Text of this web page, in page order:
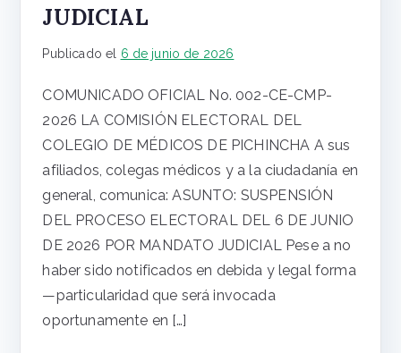
JUDICIAL
Publicado el 6 de junio de 2026
COMUNICADO OFICIAL No. 002-CE-CMP-
2026 LA COMISIÓN ELECTORAL DEL
COLEGIO DE MÉDICOS DE PICHINCHA A sus
afiliados, colegas médicos y a la ciudadanía en
general, comunica: ASUNTO: SUSPENSIÓN
DEL PROCESO ELECTORAL DEL 6 DE JUNIO
DE 2026 POR MANDATO JUDICIAL Pese a no
haber sido notificados en debida y legal forma
—particularidad que será invocada
oportunamente en […]